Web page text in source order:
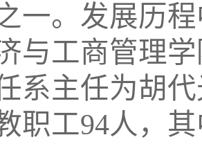
一。发展历
与工商管理
系主任为胡
职工94人，